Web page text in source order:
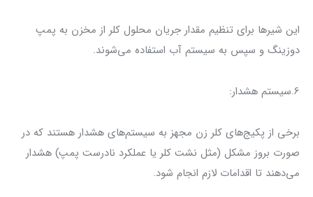
این شیرها برای تنظیم مقدار جریان محلول کلر از مخزن به پمپ
دوزینگ و سپس به سیستم آب استفاده می‌شوند.
6.سیستم هشدار:
برخی از پکیج‌های کلر زن مجهز به سیستم‌های هشدار هستند که در
صورت بروز مشکل (مثل نشت کلر یا عملکرد نادرست پمپ) هشدار
می‌دهند تا اقدامات لازم انجام شود.